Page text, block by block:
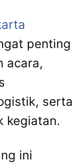
penting
acara,
serta
kegiatan.
ini